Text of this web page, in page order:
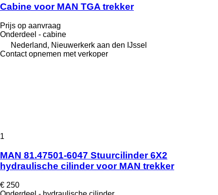
Cabine voor MAN TGA trekker
Prijs op aanvraag
Onderdeel - cabine
Nederland, Nieuwerkerk aan den IJssel
Contact opnemen met verkoper
1
MAN 81.47501-6047 Stuurcilinder 6X2
hydraulische cilinder voor MAN trekker
€ 250